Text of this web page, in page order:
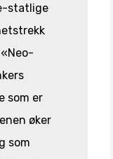
statlige
som er
øker
som